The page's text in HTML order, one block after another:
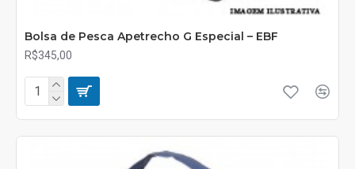
Bolsa de Pesca Apetrecho G Especial – EBF
R$345,00